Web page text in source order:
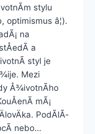
stylu
optimismus â¦).
na
a
styl je
Mezi
Å¾ivotnÃ­ho
mÃ¡
PodÃ­lÃ­
nebo…